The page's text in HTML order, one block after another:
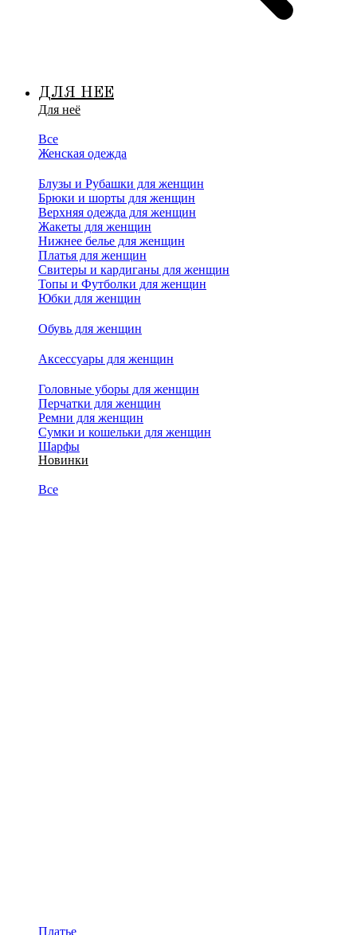
ДЛЯ НЕЕ
Для неё
Все
Женская одежда
Блузы и Рубашки для женщин
Брюки и шорты для женщин
Верхняя одежда для женщин
Жакеты для женщин
Нижнее белье для женщин
Платья для женщин
Свитеры и кардиганы для женщин
Топы и Футболки для женщин
Юбки для женщин
Обувь для женщин
Аксессуары для женщин
Головные уборы для женщин
Перчатки для женщин
Ремни для женщин
Сумки и кошельки для женщин
Шарфы
Новинки
Все
Платье